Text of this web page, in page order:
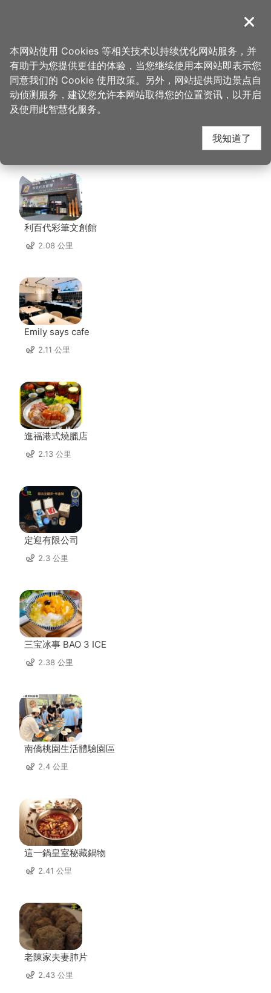
導覽
首页 > 想去的地方 > 美食、购物 > 花草家 DFShop
花草家 DFShop 周边店
家
利百代彩筆文創館
2.08 公里
Emily says cafe
2.11 公里
進福港式燒臘店
2.13 公里
定迎有限公司
2.3 公里
三宝冰事 BAO 3 ICE
2.38 公里
南僑桃園生活體驗園區
2.4 公里
這一鍋皇室秘藏鍋物
2.41 公里
老陳家夫妻肺片
2.43 公里
关闭
本网站使用 Cookies 等相关技术以持续优化网站服务，并
有助于为您提供更佳的体验，当您继续使用本网站即表示您
同意我们的 Cookie 使用政策。另外，网站提供周边景点自
动侦测服务，建议您允许本网站取得您的位置资讯，以开启
及使用此智慧化服务。
我知道了